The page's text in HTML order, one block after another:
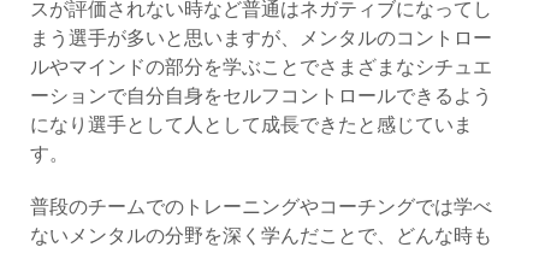
スが評価されない時など普通はネガティブになってし
まう選手が多いと思いますが、メンタルのコントロー
ルやマインドの部分を学ぶことでさまざまなシチュエ
ーションで自分自身をセルフコントロールできるよう
になり選手として人として成長できたと感じていま
す。
普段のチームでのトレーニングやコーチングでは学べ
ないメンタルの分野を深く学んだことで、どんな時も